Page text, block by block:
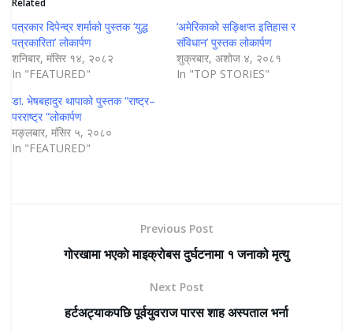
पत्रकार दिपेन्द्र शर्माको पुस्तक ‘युद्ध
पत्रकारिता’ लोकार्पण
शनिबार, मंसिर १४, २०८२
In "FEATURED"
‘अमेरिकाको सङ्क्षिप्त इतिहास र
संविधान’ पुस्तक लोकार्पण
शुक्रबार, अशोज ४, २०८१
In "TOP STORIES"
डा. भेषबहादुर थापाको पुस्तक “राष्ट्र–
परराष्ट्र “लोकार्पण
मङ्लबार, मंसिर ५, २०८०
In "FEATURED"
Previous Post
गोरखामा भएकाे माइक्रोबस दुर्घटनामा १ जनाको मृत्यु
Next Post
हर्टअट्याकपछि पूर्वयुवराज पारस शाह अस्पताल भर्ना